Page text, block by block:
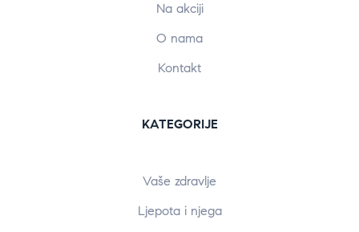
Na akciji
O nama
Kontakt
KATEGORIJE
Vaše zdravlje
Ljepota i njega